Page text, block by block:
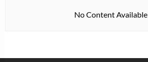
No Content Available